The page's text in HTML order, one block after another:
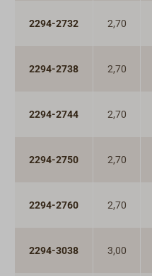
2294-2732 2,70
2294-2738 2,70
2294-2744 2,70
2294-2750 2,70
2294-2760 2,70
2294-3038 3,00